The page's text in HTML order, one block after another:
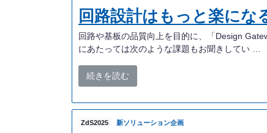
回路設計はもっと楽にな
回路や基板の品質向上を目的に、「Design
にあたっては次のような課題もお聞きしてい …
続きを読む
ZdS2025 新ソリューション企画